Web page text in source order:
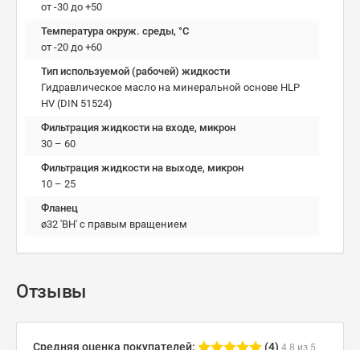
от -30 до +50
Температура окруж. среды, °C
от -20 до +60
Тип используемой (рабочей) жидкости
Гидравлическое масло на минеральной основе HLP
HV (DIN 51524)
Фильтрация жидкости на входе, микрон
30 – 60
Фильтрация жидкости на выходе, микрон
10 – 25
Фланец
ø32 'ВН' с правым вращением
Отзывы
Средняя оценка покупателей: (4) 4.8 из 5